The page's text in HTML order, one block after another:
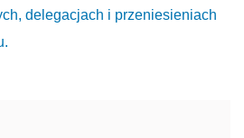
delegacjach i przeniesieniach